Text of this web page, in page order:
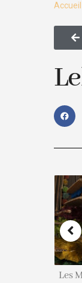
Accueil